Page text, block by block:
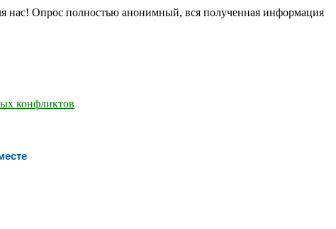
нас! Опрос полностью анонимный, вся полученная информация